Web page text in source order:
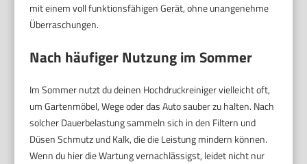
mit einem voll funktionsfähigen Gerät, ohne unangenehme
Überraschungen.
Nach häufiger Nutzung im Sommer
Im Sommer nutzt du deinen Hochdruckreiniger vielleicht oft,
um Gartenmöbel, Wege oder das Auto sauber zu halten. Nach
solcher Dauerbelastung sammeln sich in den Filtern und
Düsen Schmutz und Kalk, die die Leistung mindern können.
Wenn du hier die Wartung vernachlässigst, leidet nicht nur